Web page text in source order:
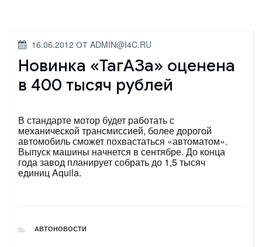
ОПУБЛИКОВАНО
16.06.2012 ОТ ADMIN@I4C.RU
Новинка «ТагАЗа» оценена
в 400 тысяч рублей
В стандарте мотор будет работать с
механической трансмиссией, более дорогой
автомобиль сможет похвастаться «автоматом».
Выпуск машины начнется в сентябре. До конца
года завод планирует собрать до 1,5 тысяч
единиц Aquila.
РУБРИКИ
АВТОНОВОСТИ